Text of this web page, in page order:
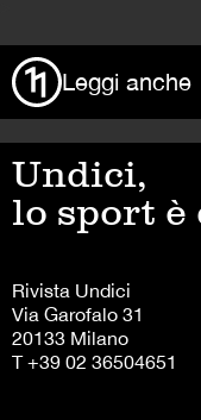
Leggi anche
Undici,
lo sport
Rivista Undici
Via Garofalo 31
20133 Milano
T +39 02 36504651